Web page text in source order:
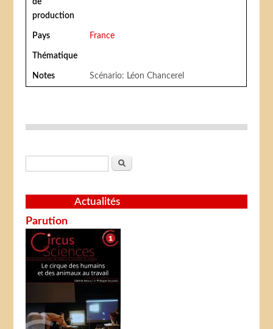
de
production
Pays France
Thématique
Notes Scénario: Léon Chancerel
Formulaire de recherche
Rechercher
Actualités
Parution